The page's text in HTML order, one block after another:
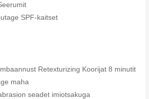
SPF-kaitset
Retexturizing Koorijat 8 minutit
maha
seadet imiotsakuga